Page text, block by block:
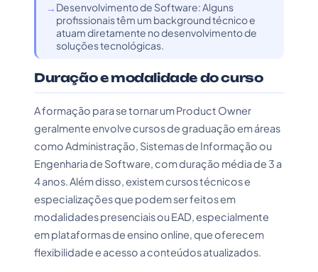
Desenvolvimento de Software: Alguns
profissionais têm um background técnico e
atuam diretamente no desenvolvimento de
soluções tecnológicas.
Duração e modalidade do curso
A formação para se tornar um Product Owner
geralmente envolve cursos de graduação em áreas
como Administração, Sistemas de Informação ou
Engenharia de Software, com duração média de 3 a
4 anos. Além disso, existem cursos técnicos e
especializações que podem ser feitos em
modalidades presenciais ou EAD, especialmente
em plataformas de ensino online, que oferecem
flexibilidade e acesso a conteúdos atualizados.